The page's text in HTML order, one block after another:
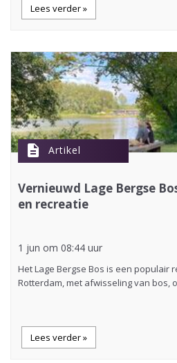
Lees verder »
description Artikel
Vernieuwd Lage Bergse
en recreatie
1 jun om 08:44 uur
Het Lage Bergse Bos is een populair
Rotterdam, met afwisseling van bos,
Lees verder »